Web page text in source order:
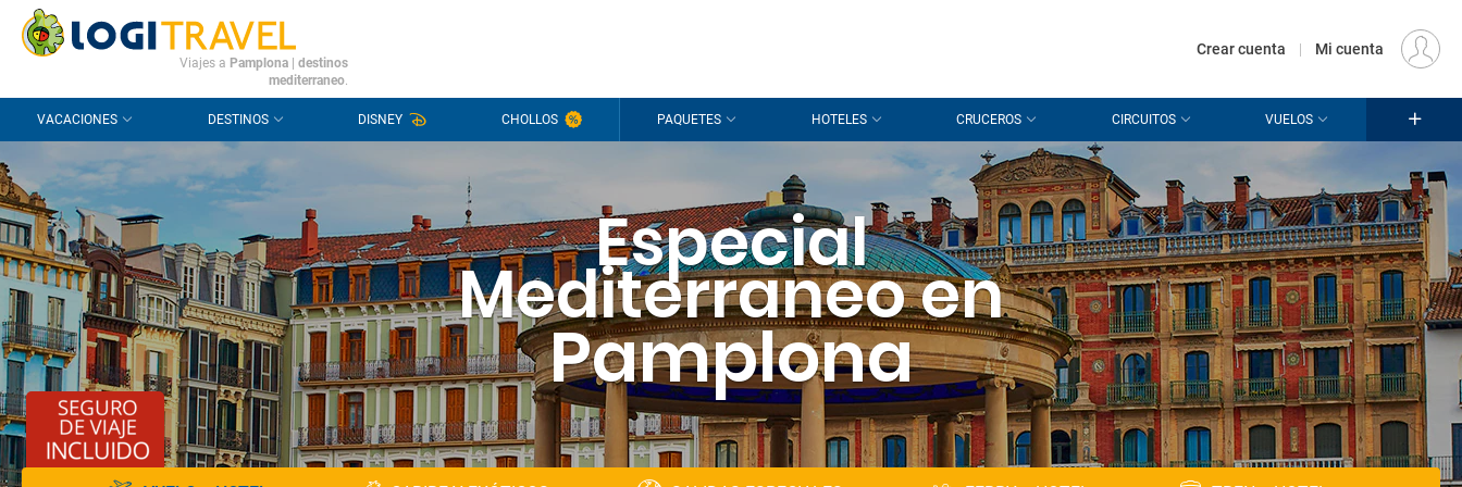
CONTACTO PREGUNTAS FRECUENTES
Viajes a Pamplona
destinos
mediterraneo.
Crear cuenta | Mi cuenta
VACACIONES DESTINOS DISNEY CHOLLOS PAQUETES HOTELES CRUCEROS CIRCUITOS VUELOS
Especial
Mediterraneo en
Pamplona